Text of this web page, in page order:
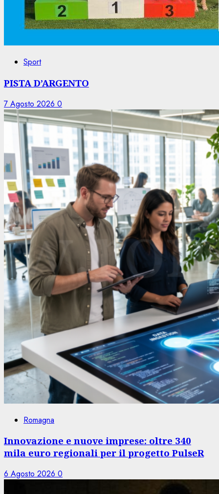
Sport
PISTA D’ARGENTO
7 Agosto 2026 0
Romagna
Innovazione e nuove imprese: oltre 340
mila euro regionali per il progetto PulseR
6 Agosto 2026 0